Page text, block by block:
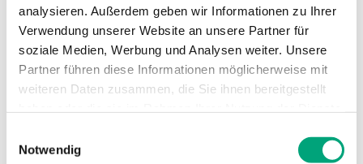
analysieren. Außerdem geben wir Informationen zu Ihrer
Verwendung unserer Website an unsere Partner für
soziale Medien, Werbung und Analysen weiter. Unsere
Partner führen diese Informationen möglicherweise mit
weiteren Daten zusammen, die Sie ihnen bereitgestellt
Notwendig
Artikel (1 st)
Application tool 2